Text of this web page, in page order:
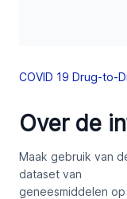
COVID 19 Drug-to-
Over de
Maak gebruik van
dataset van
geneesmiddelen